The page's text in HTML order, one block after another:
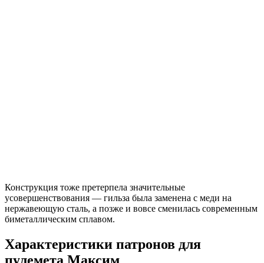
Конструкция тоже претерпела значительные
усовершенствования — гильза была заменена с меди на
нержавеющую сталь, а позже и вовсе сменилась современным
биметаллическим сплавом.
Характеристики патронов для
пулемета Максим